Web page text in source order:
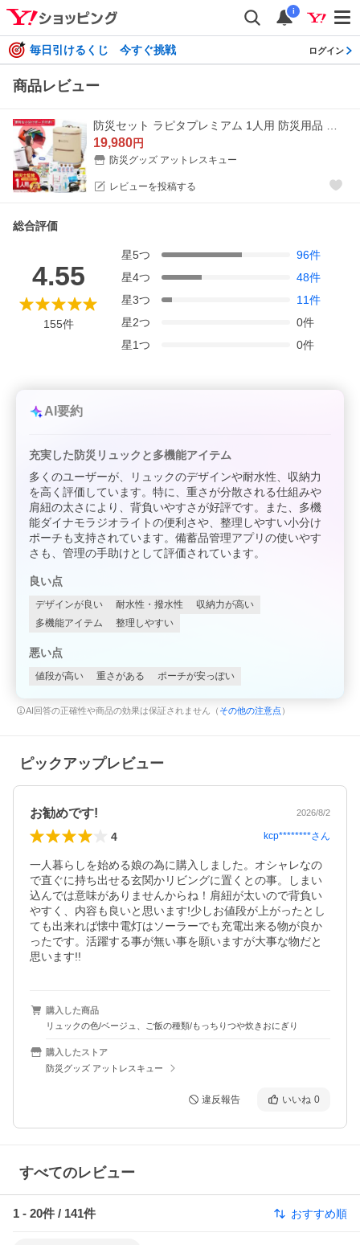
i
毎日引けるくじ 今すぐ挑戦 ログイン
商品レビュー
19,980円
防災グッズ アットレスキュー
レビューを投稿する
総合評価
4.55
155件
星5つ 96件
星4つ 48件
星3つ 11件
星2つ 0件
星1つ 0件
AI要約
充実した防災リュックと多機能アイテム
多くのユーザーが、リュックのデザインや耐水性、収納力
を高く評価しています。特に、重さが分散される仕組みや
肩紐の太さにより、背負いやすさが好評です。また、多機
能ダイナモラジオライトの便利さや、整理しやすい小分け
ポーチも支持されています。備蓄品管理アプリの使いやす
さも、管理の手助けとして評価されています。
良い点
デザインが良い 耐水性・撥水性
収納力が高い
多機能アイテム
整理しやすい
悪い点
値段が高い 重さがある ポーチが安っぽい
AI回答の正確性や商品の効果は保証されません（ その他の注意点 ）
ピックアップレビュー
お勧めです! 2026/8/2
4 kcp********さん
一人暮らしを始める娘の為に購入しました。オシャレなの
で直ぐに持ち出せる玄関かリビングに置くとの事。しまい
込んでは意味がありませんからね！肩紐が太いので背負い
やすく、内容も良いと思います!少しお値段が上がったとし
ても出来れば懐中電灯はソーラーでも充電出来る物が良か
ったです。活躍する事が無い事を願いますが大事な物だと
思います!!
購入した商品
リュックの色/ベージュ、ご飯の種類/もっちりつや炊きおにぎり
購入したストア
防災グッズ アットレスキュー
違反報告 いいね 0
すべてのレビュー
1 - 20件 / 141件 おすすめ順